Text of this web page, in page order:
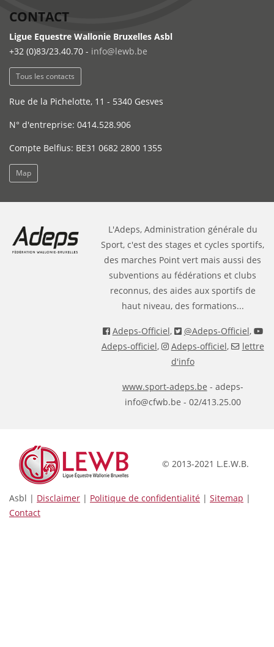
CONTACT
Ligue Equestre Wallonie Bruxelles Asbl
+32 (0)83/23.40.70 - info@lewb.be
Tous les contacts
Rue de la Pichelotte, 11 - 5340 Gesves
N° d'entreprise: 0414.528.906
Compte Belfius: BE31 0682 2800 1355
Map
L'Adeps, Administration générale du
Sport, c'est des stages et cycles sportifs,
des marches Point vert mais aussi des
subventions au fédérations et clubs
reconnus, des aides aux sportifs de
haut niveau, des formations...
Adeps-Officiel, @Adeps-Officiel,
Adeps-officiel, Adeps-officiel,
lettre
d'info
www.sport-adeps.be - adeps-
info@cfwb.be - 02/413.25.00
© 2013-2021 L.E.W.B.
Asbl | Disclaimer | Politique de confidentialité | Sitemap |
Contact